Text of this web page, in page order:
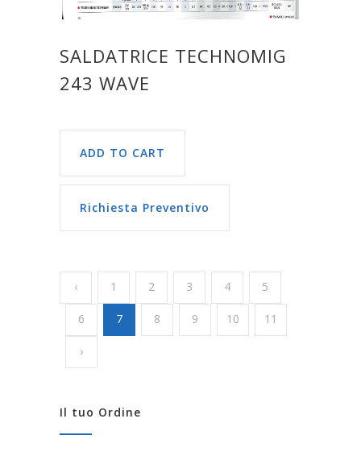
SALDATRICE TECHNOMIG
243 WAVE
ADD TO CART
Richiesta Preventivo
‹ 1 2 3 4 5
6 7 8 9 10 11
›
Il tuo Ordine